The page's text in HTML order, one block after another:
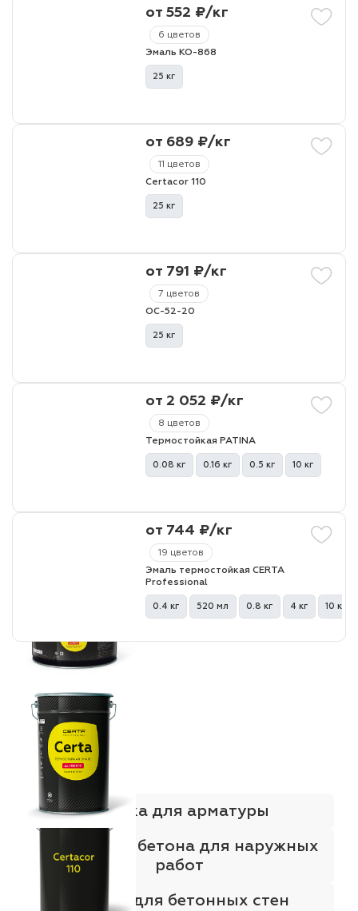
6 цветов
от 552 ₽/кг
Эмаль КО-868
25 кг
11 цветов
от 689 ₽/кг
Certacor 110
25 кг
7 цветов
от 791 ₽/кг
ОС-52-20
25 кг
8 цветов
от 2 052 ₽/кг
Термостойкая PATINA
0.08 кг 0.16 кг 0.5 кг 10 кг
19 цветов
от 744 ₽/кг
Эмаль термостойкая CERTA
Professional
0.4 кг 520 мл 0.8 кг 4 кг 10 кг
Краска для арматуры
Краска для бетона для наружных
работ
Краска для бетонных стен